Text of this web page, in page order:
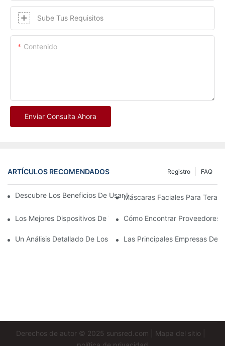
Sube Tus Requisitos
Contenido
Enviar Consulta Ahora
ARTÍCULOS RECOMENDADOS FAQ
Registro
Descubre Los Beneficios De Usar Una Máscara De Terapia De
Máscaras Faciales Para
Los Mejores Dispositivos De Terapia De Luz Roja E Infrarrojos
Cómo Encontrar Proveedores
Un Análisis Detallado De Los Beneficios De La Terapia De Luz
Las Principales Empresas De
Derechos de autor © 2025 sunsred.com Mapa del sitio